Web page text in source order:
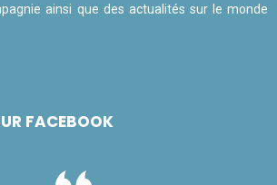
ainsi que des actualités sur le monde
FACEBOOK